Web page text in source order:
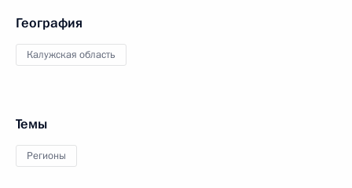
География
Калужская область
Темы
Регионы